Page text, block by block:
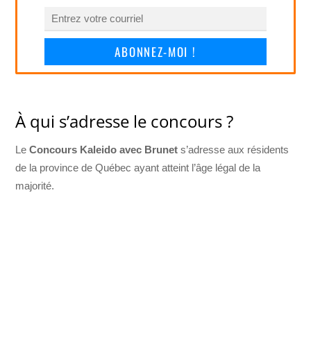
ABONNEZ-MOI !
À qui s’adresse le concours ?
LeConcours Kaleido avec Brunet s’adresse aux résidents
de la province de Québec ayant atteint l’âge légal de la
majorité.